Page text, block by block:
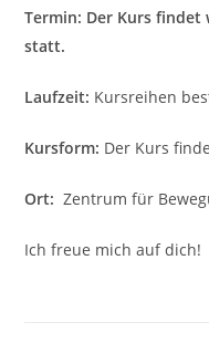
Termin: Der Kurs
statt.
Laufzeit: Kursreihen
Kursform: Der Kurs
Ort: Zentrum für
Ich freue mich auf dich!